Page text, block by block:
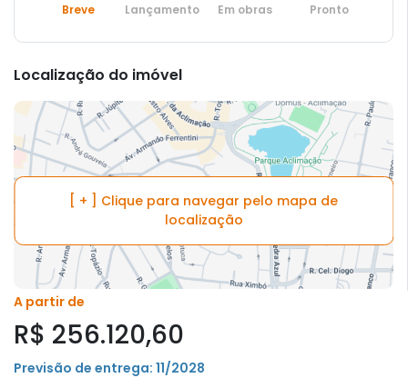
Breve Lançamento Em obras Pronto
Localização do imóvel
[ + ] Clique para navegar pelo mapa de
localização
A partir de
R$ 256.120,60
Previsão de entrega: 11/2028